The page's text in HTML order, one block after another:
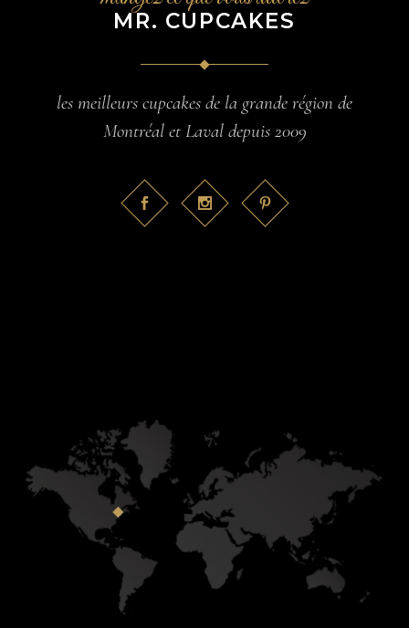
MR. CUPCAKES
les meilleurs cupcakes de la grande région de
Montréal et Laval depuis 2009